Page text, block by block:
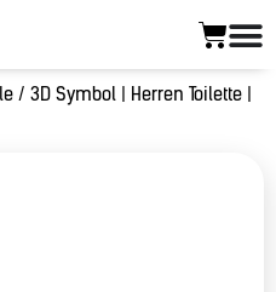
/ 3D Symbol | Herren Toilette |